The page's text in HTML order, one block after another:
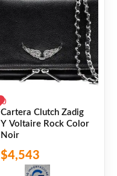
0
Cartera Clutch Zadig
Y Voltaire Rock Color
Noir
$4,543